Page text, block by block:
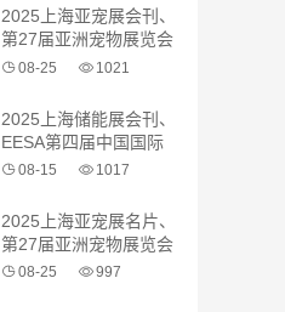
2025上海亚宠展会刊、
第27届亚洲宠物展览会
参展商名录
08-25 1021
2025上海储能展会刊、
EESA第四届中国国际
储能展览会参展商名录
08-15 1017
2025上海亚宠展名片、
第27届亚洲宠物展览会
企业名片【1560张】
08-25 997